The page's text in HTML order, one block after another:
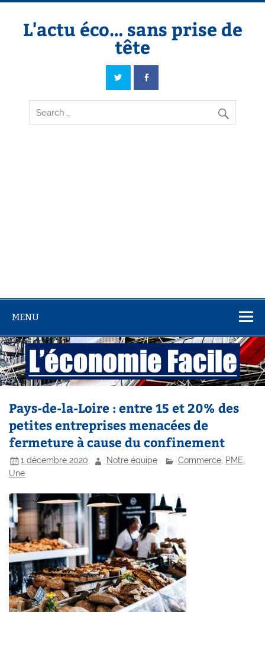
Skip
contentL'actu éco… sans prise de
tête
L'actu éco… sans prise de tête
MENU
Pays-de-la-Loire : entre 15 et 20% des
petites entreprises menacées de
fermeture à cause du confinement
1 décembre 2020 Notre équipe Commerce, PME,
Une